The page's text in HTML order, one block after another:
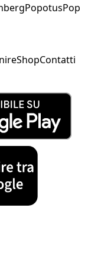
PopotusPop
ShopContatti